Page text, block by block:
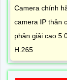
Camera chính
camera IP thân
phân giải cao
H.265